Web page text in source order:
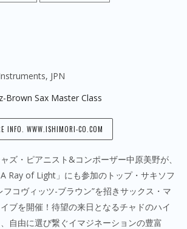
JPN
Brown Sax Master Class
INFO. WWW.ISHIMORI-CO.COM
ズ・ピアニスト&コンポーザー中原美野が、
Ray of Light」にも参加のトップ・サキソフ
フコヴィッツ-ブラウン”を招きサックス・マ
ブを開催！待望の来日となるチャドのハイ
自由に選び繋ぐイマジネーションの豊富